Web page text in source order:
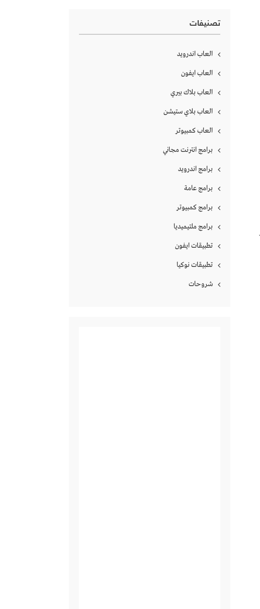
تصنيفات
العاب اندرويد
العاب ايفون
العاب بلاك بيري
العاب بلاي ستيشن
العاب كمبيوتر
برامج انترنت مجاني
برامج اندرويد
برامج عامة
برامج كمبيوتر
برامج ملتيميديا
تطبيقات ايفون
تطبيقات نوكيا
شروحات